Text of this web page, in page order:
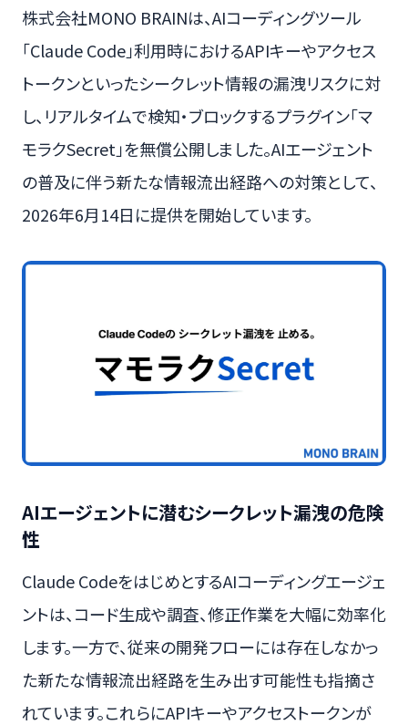
株式会社MONO BRAINは、AIコーディングツール
「Claude Code」利用時におけるAPIキーやアクセス
トークンといったシークレット情報の漏洩リスクに対
し、リアルタイムで検知・ブロックするプラグイン「マ
モラクSecret」を無償公開しました。AIエージェント
の普及に伴う新たな情報流出経路への対策として、
2026年6月14日に提供を開始しています。
AIエージェントに潜むシークレット漏洩の危険
性
Claude CodeをはじめとするAIコーディングエージェ
ントは、コード生成や調査、修正作業を大幅に効率化
します。一方で、従来の開発フローには存在しなかっ
た新たな情報流出経路を生み出す可能性も指摘さ
れています。これらにAPIキーやアクセストークンが